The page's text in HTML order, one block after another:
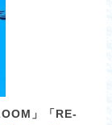
」「RE-